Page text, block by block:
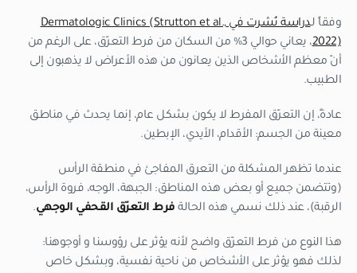
وفقاً لـ
دراسة نُشرت في Dermatologic Clinics (Strutton et al.,
2022)
، يعاني حوالي 3% من السكان من فرط التعرّق، على الرغم من
أنّ معظم الأشخاص الذين يعانون من هذه الأعراض لا يذهبون إلى
الطبيب.
عادةً، إن التعرّق المفرط لا يكون بشكل عام، إنما يحدث في مناطق
معينة من الجسم: الأقدام، الأيدي، الإبطين.
عندما تظهر المشكلة من التعرق المفاجئ في منطقة الرأس
(وتتضمن جميع أو بعض هذه المناطق: الجبهة، الوجه، فروة الرأس،
الرقبة)، عند ذلك نسمي هذه الحالة فرط التعرّق القحفي الوجهي.
هذا النوع من فرط التعرّق واضح لأنه يؤثر على رؤوسنا و أوجوهنا:
لذلك فهو يؤثر على الأشخاص من ناحية نفسية، وبشكل خاص